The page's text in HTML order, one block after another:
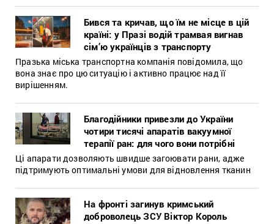
Бився та кричав, що їм не місце в цій
країні: у Празі водій трамвая вигнав
сім’ю українців з транспорту
Празька міська транспортна компанія повідомила, що
вона знає про цю ситуацію і активно працює над її
вирішенням.
Благодійники привезли до України
чотири тисячі апаратів вакуумної
терапії ран: для чого вони потрібні
Ці апарати дозволяють швидше загоювати рани, адже
підтримують оптимальні умови для відновлення тканин
На фронті загинув кримський
доброволець ЗСУ Віктор Король